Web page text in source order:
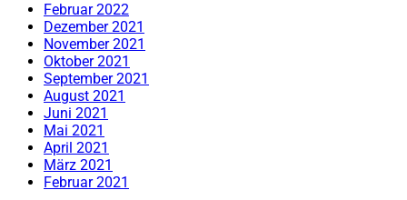
Februar 2022
Dezember 2021
November 2021
Oktober 2021
September 2021
August 2021
Juni 2021
Mai 2021
April 2021
März 2021
Februar 2021